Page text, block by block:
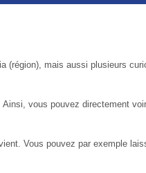
mais aussi plusieurs
vous pouvez directement
Vous pouvez par exemple